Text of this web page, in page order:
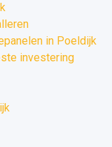
in Poeldijk
investering